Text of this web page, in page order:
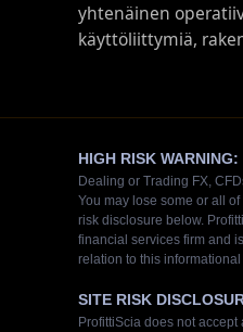
yhtenäinen
käyttöliittymiä,